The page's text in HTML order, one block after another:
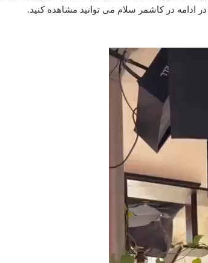
در کاشمر سلام می توانید مشاهده کنید.